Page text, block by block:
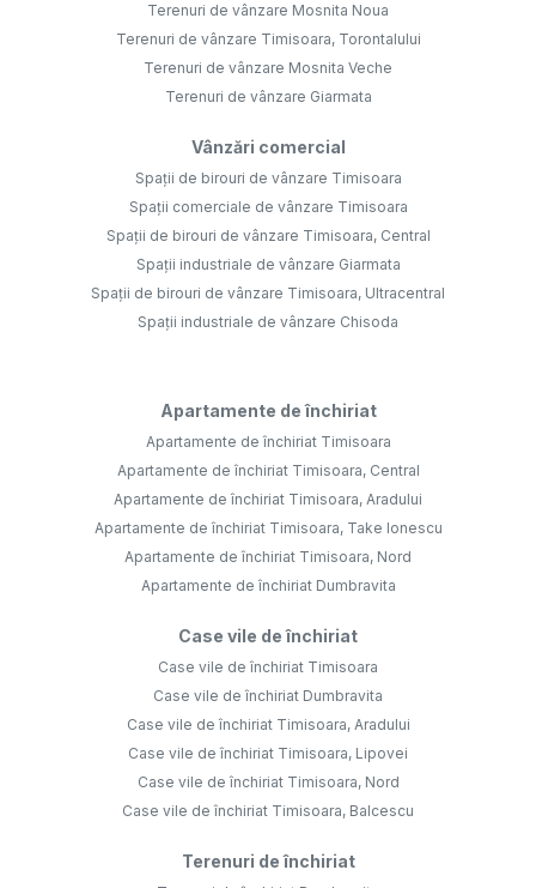
Terenuri de vânzare Mosnita Noua
Terenuri de vânzare Timisoara, Torontalului
Terenuri de vânzare Mosnita Veche
Terenuri de vânzare Giarmata
Vânzări comercial
Spații de birouri de vânzare Timisoara
Spații comerciale de vânzare Timisoara
Spații de birouri de vânzare Timisoara, Central
Spații industriale de vânzare Giarmata
Spații de birouri de vânzare Timisoara, Ultracentral
Spații industriale de vânzare Chisoda
Apartamente de închiriat
Apartamente de închiriat Timisoara
Apartamente de închiriat Timisoara, Central
Apartamente de închiriat Timisoara, Aradului
Apartamente de închiriat Timisoara, Take Ionescu
Apartamente de închiriat Timisoara, Nord
Apartamente de închiriat Dumbravita
Case vile de închiriat
Case vile de închiriat Timisoara
Case vile de închiriat Dumbravita
Case vile de închiriat Timisoara, Aradului
Case vile de închiriat Timisoara, Lipovei
Case vile de închiriat Timisoara, Nord
Case vile de închiriat Timisoara, Balcescu
Terenuri de închiriat